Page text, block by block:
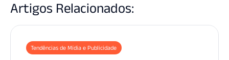
Artigos Relacionados:
Tendências de Mídia e Publicidade